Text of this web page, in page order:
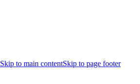
Skip to main contentSkip to page footer